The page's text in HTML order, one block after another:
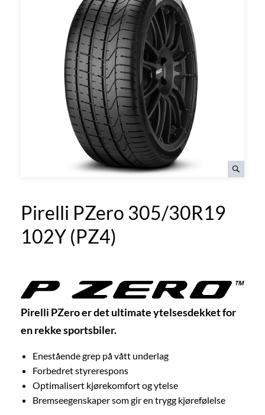
Pirelli PZero 305/30R19
102Y (PZ4)
Pirelli PZero er det ultimate ytelsesdekket for
en rekke sportsbiler.
Enestående grep på vått underlag
Forbedret styrerespons
Optimalisert kjørekomfort og ytelse
Bremseegenskaper som gir en trygg kjørefølelse